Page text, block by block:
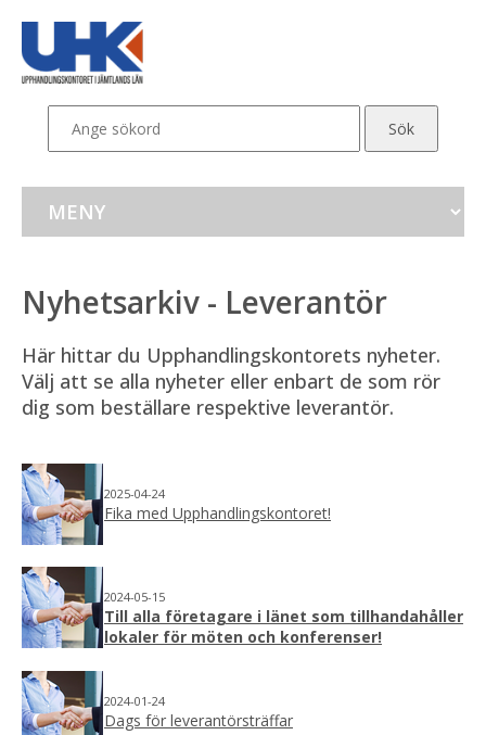
Nyhetsarkiv - Leverantör
Här hittar du Upphandlingskontorets nyheter.
Välj att se alla nyheter eller enbart de som rör
dig som beställare respektive leverantör.
2025-04-24
Fika med Upphandlingskontoret!
2024-05-15
Till alla företagare i länet som tillhandahåller
lokaler för möten och konferenser!
2024-01-24
Dags för leverantörsträffar